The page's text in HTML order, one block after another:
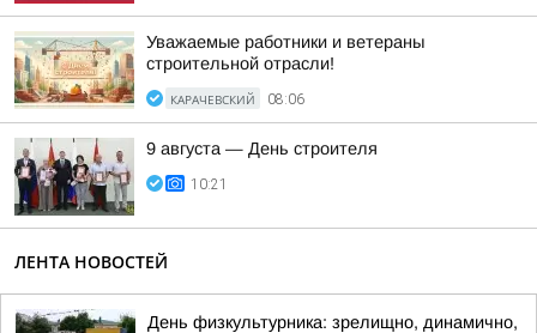
Уважаемые работники и ветераны
строительной отрасли!
КАРАЧЕВСКИЙ 08:06
9 августа — День строителя
10:21
ЛЕНТА НОВОСТЕЙ
День физкультурника: зрелищно, динамично,